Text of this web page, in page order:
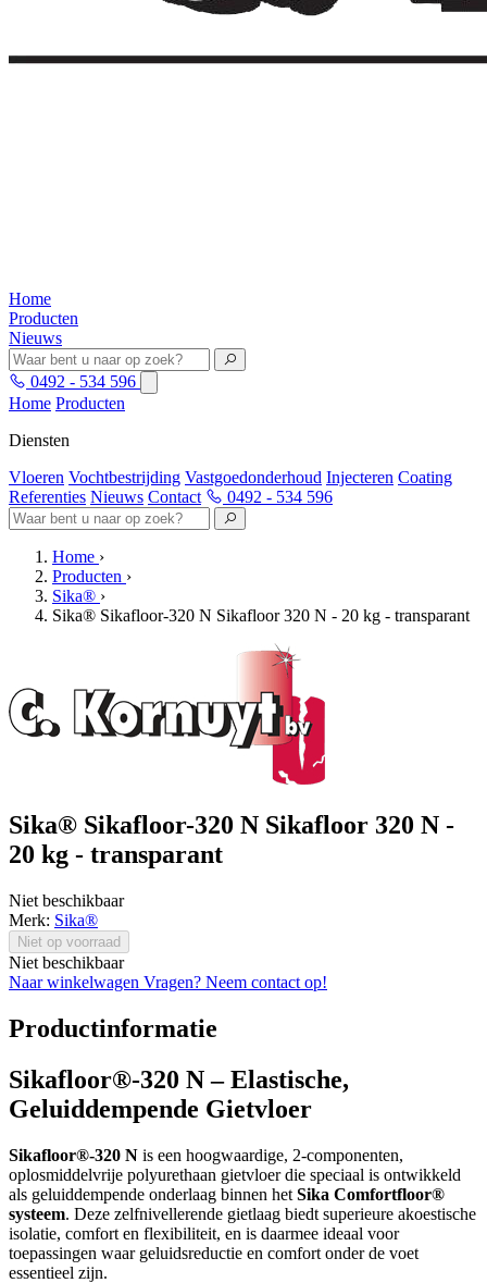
Home
Producten
Nieuws
0492 - 534 596
Home Producten
Diensten
Vloeren Vochtbestrijding Vastgoedonderhoud Injecteren Coating
Referenties Nieuws Contact 0492 - 534 596
Home ›
Producten ›
Sika® ›
Sika® Sikafloor-320 N Sikafloor 320 N - 20 kg - transparant
Sika® Sikafloor-320 N Sikafloor 320 N -
20 kg - transparant
Niet beschikbaar
Merk: Sika®
Niet op voorraad
Niet beschikbaar
Naar winkelwagen Vragen? Neem contact op!
Productinformatie
Sikafloor®-320 N – Elastische,
Geluiddempende Gietvloer
Sikafloor®-320 N is een hoogwaardige, 2-componenten,
oplosmiddelvrije polyurethaan gietvloer die speciaal is ontwikkeld
als geluiddempende onderlaag binnen het Sika Comfortfloor®
systeem. Deze zelfnivellerende gietlaag biedt superieure akoestische
isolatie, comfort en flexibiliteit, en is daarmee ideaal voor
toepassingen waar geluidsreductie en comfort onder de voet
essentieel zijn.